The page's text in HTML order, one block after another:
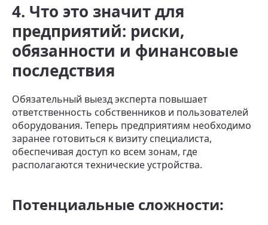
4. Что это значит для
предприятий: риски,
обязанности и финансовые
последствия
Обязательный выезд эксперта повышает
ответственность собственников и пользователей
оборудования. Теперь предприятиям необходимо
заранее готовиться к визиту специалиста,
обеспечивая доступ ко всем зонам, где
располагаются технические устройства.
Потенциальные сложности: